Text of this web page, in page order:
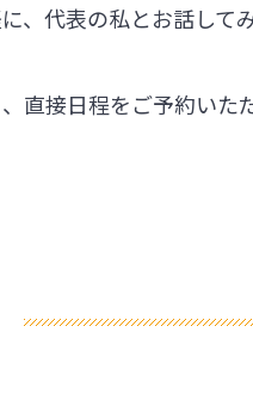
、代表の私とお話して
直接日程をご予約いただ